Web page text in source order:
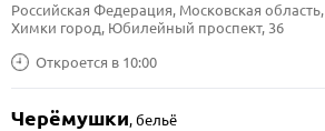
Откроется в 10:00
Российская Федерация, Московская область,
Химки город, Юбилейный проспект, 36
Черёмушки,бельё